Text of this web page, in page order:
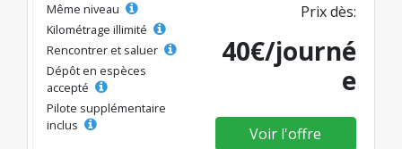
Même niveau
Kilométrage illimité
Rencontrer et saluer
Dépôt en espèces
accepté
Pilote supplémentaire
inclus
Prix dès:
40€/journé
e
Voir l'offre